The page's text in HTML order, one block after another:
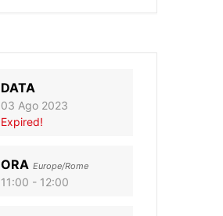
DATA
03 Ago 2023
Expired!
ORA Europe/Rome
11:00 - 12:00